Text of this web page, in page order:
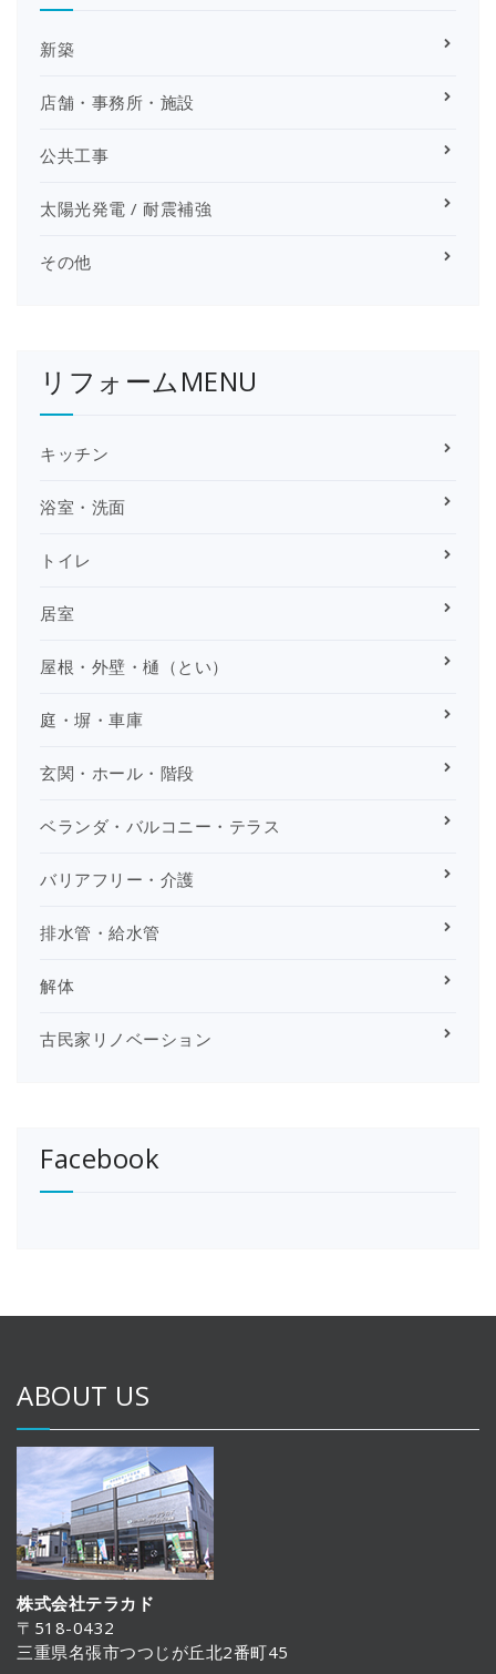
新築
店舗・事務所・施設
公共工事
太陽光発電 / 耐震補強
その他
リフォームMENU
キッチン
浴室・洗面
トイレ
居室
屋根・外壁・樋（とい）
庭・塀・車庫
玄関・ホール・階段
ベランダ・バルコニー・テラス
バリアフリー・介護
排水管・給水管
解体
古民家リノベーション
Facebook
ABOUT US
株式会社テラカド
〒518-0432
三重県名張市つつじが丘北2番町45